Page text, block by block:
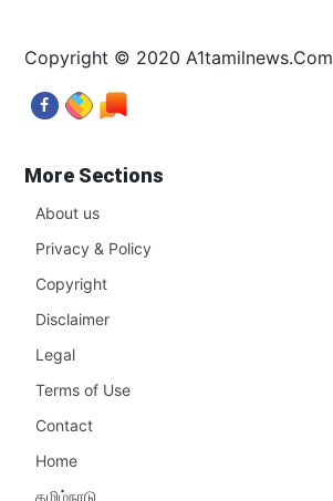
Copyright © 2020 A1tamilnews.Com
More Sections
About us
Privacy & Policy
Copyright
Disclaimer
Legal
Terms of Use
Contact
Home
தமிழ்நாடு